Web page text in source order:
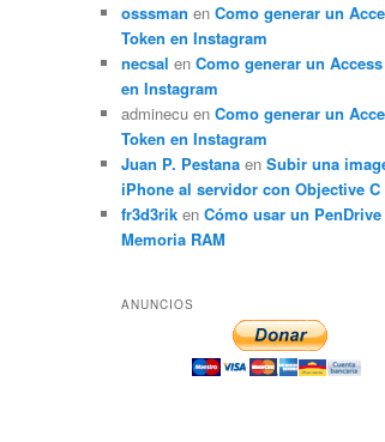
osssman en Como generar un
Token en Instagram
necsal en Como generar un
en Instagram
adminecuen Como generar un
Token en Instagram
Juan P. Pestanaen Subir una
iPhone al servidor con Objective C
fr3d3riken Cómo usar un
Memoria RAM
ANUNCIOS